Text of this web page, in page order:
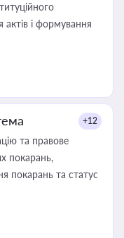
і формування
+12
та правове
покарань,
покарань та статус